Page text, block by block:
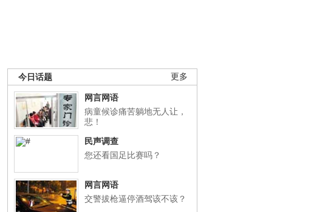
更多
今日话题
网言网语
病童候诊痛苦躺地无人让，
悲！
民声调查
您还看国足比赛吗？
网言网语
交警拔枪逼停酒驾该不该？